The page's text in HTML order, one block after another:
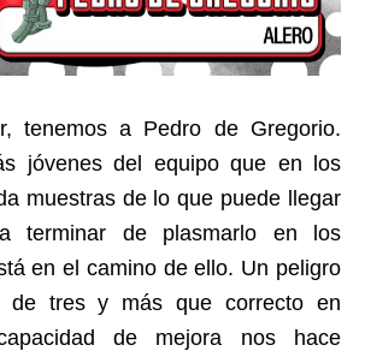
tenemos a Pedro de Gregorio.
jóvenes del equipo que en los
muestras de lo que puede llegar
terminar de plasmarlo en los
en el camino de ello. Un peligro
de tres y más que correcto en
de mejora nos hace